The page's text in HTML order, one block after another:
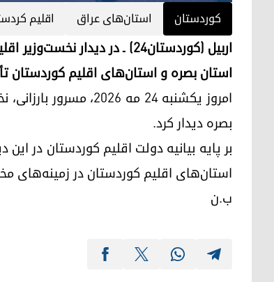
کوردستان استان‌های عراق اقلیم
اربیل (کوردستان۲۴) ـ در
استان بصره و استان‌های اقلیم کوردستان
امروز یکشنبه ۲۴ مه
بصره دیدار کرد.
بر پایه بیانیه دولت اقلیم کوردستان در
استان‌های اقلیم کوردستان در زمینه‌های
ب.ن